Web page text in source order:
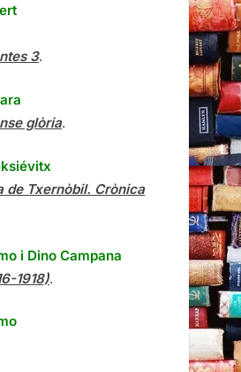
3.
glòria.
de Txernòbil. Crònica
i Dino Campana
1918).